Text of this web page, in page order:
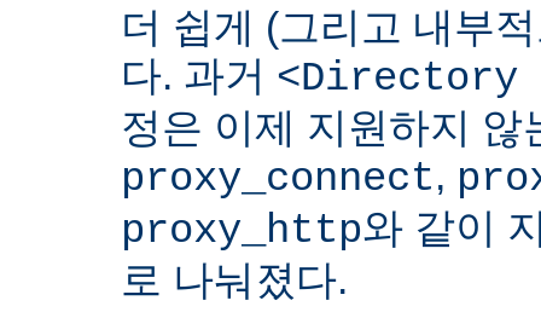
더 쉽게 (그리고 내부
다. 과거
정은 이제 지원하지 않
proxy_connect,
proxy_http와 같이
로 나눠졌다.